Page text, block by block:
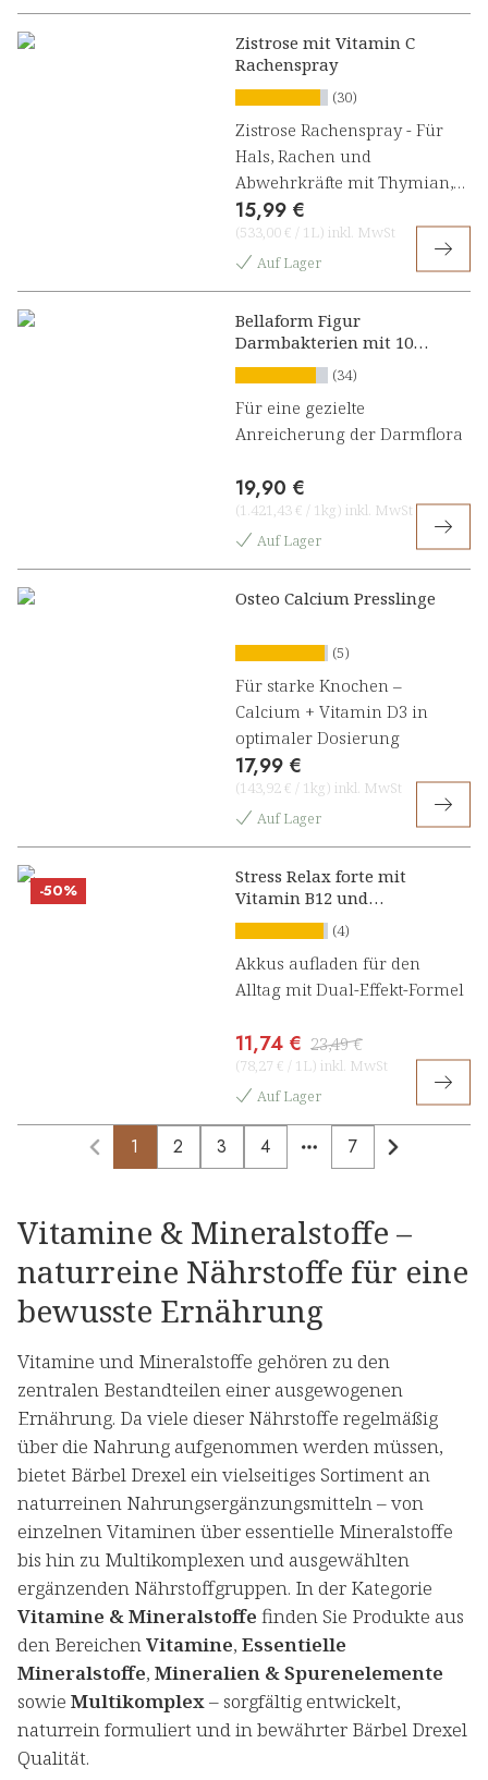
Zistrose mit Vitamin C
Rachenspray
(30)
Zistrose Rachenspray - Für
Hals, Rachen und
Abwehrkräfte mit Thymian,
Salbei und Vitamin C
15,99 €
(533,00 € / 1L) inkl. MwSt
Auf Lager
Bellaform Figur
Darmbakterien mit 10
Kulturen Kapseln
(34)
Für eine gezielte
Anreicherung der Darmflora
19,90 €
(1.421,43 € / 1kg) inkl. MwSt
Auf Lager
Osteo Calcium Presslinge
(5)
Für starke Knochen –
Calcium + Vitamin D3 in
optimaler Dosierung
17,99 €
(143,92 € / 1kg) inkl. MwSt
Auf Lager
-50%
Stress Relax forte mit
Vitamin B12 und
Ashwagandha Konzentrat
(4)
Akkus aufladen für den
Alltag mit Dual-Effekt-Formel
11,74 € 23,49 €
(78,27 € / 1L) inkl. MwSt
Auf Lager
1 2 3 4
More pages
7
Vitamine & Mineralstoffe –
naturreine Nährstoffe für eine
bewusste Ernährung
Vitamine und Mineralstoffe gehören zu den
zentralen Bestandteilen einer ausgewogenen
Ernährung. Da viele dieser Nährstoffe regelmäßig
über die Nahrung aufgenommen werden müssen,
bietet Bärbel Drexel ein vielseitiges Sortiment an
naturreinen Nahrungsergänzungsmitteln – von
einzelnen Vitaminen über essentielle Mineralstoffe
bis hin zu Multikomplexen und ausgewählten
ergänzenden Nährstoffgruppen. In der Kategorie
Vitamine & Mineralstoffe finden Sie Produkte aus
den BereichenVitamine, Essentielle
Mineralstoffe, Mineralien & Spurenelemente
sowie Multikomplex– sorgfältig entwickelt,
naturrein formuliert und in bewährter Bärbel Drexel
Qualität.